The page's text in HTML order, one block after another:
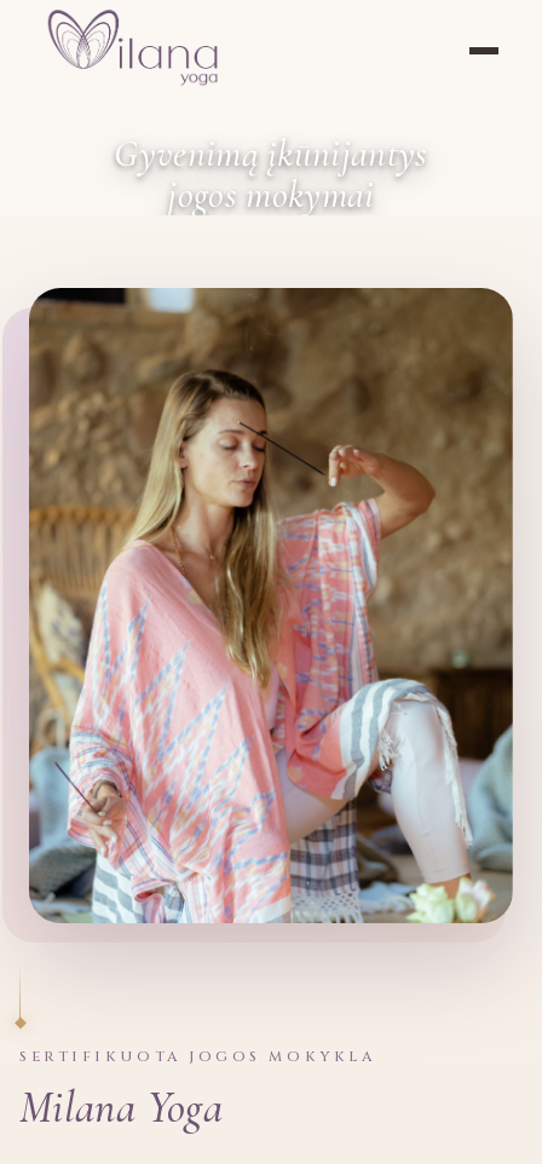
Gyvenimą įkūnijantys
jogos mokymai
SERTIFIKUOTA JOGOS MOKYKLA
Milana Yoga